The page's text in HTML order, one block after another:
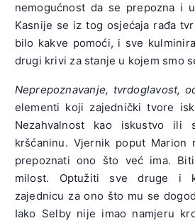
nemogućnost da se prepozna i
Kasnije se iz tog osjećaja rađa
bilo kakve pomoći, i sve
drugi krivi za stanje u kojem smo
Neprepoznavanje, tvrdoglavost,
elementi koji zajednički tvore
Nezahvalnost kao iskustvo ili
kršćaninu. Vjernik poput
prepoznati ono što već ima.
milost. Optužiti sve druge i
zajednicu za ono što mu se
Iako Selby nije imao namjeru